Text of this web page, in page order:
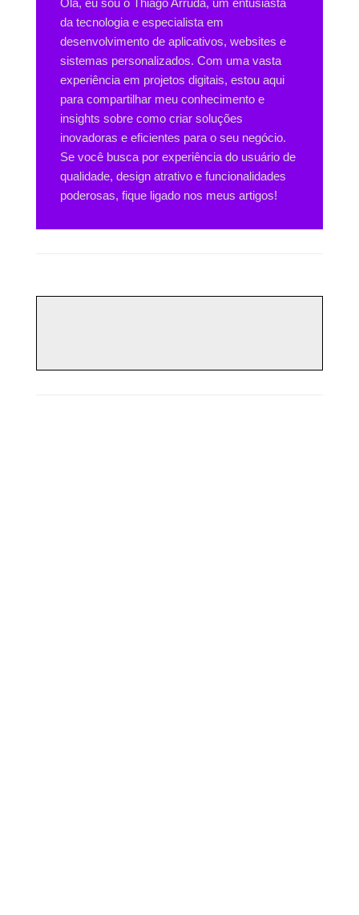
Olá, eu sou o Thiago Arruda, um entusiasta
da tecnologia e especialista em
desenvolvimento de aplicativos, websites e
sistemas personalizados. Com uma vasta
experiência em projetos digitais, estou aqui
para compartilhar meu conhecimento e
insights sobre como criar soluções
inovadoras e eficientes para o seu negócio.
Se você busca por experiência do usuário de
qualidade, design atrativo e funcionalidades
poderosas, fique ligado nos meus artigos!